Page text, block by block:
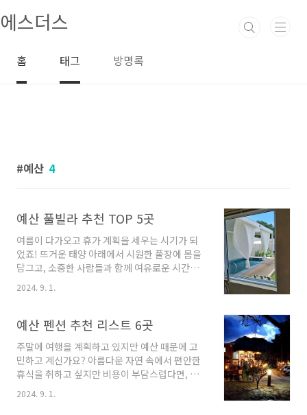
에스더스
홈 태그 방명록
예산 4
예산 풀빌라 추천 TOP 5곳
여름이 다가오고 휴가 계획을 세우는 시기가 되
었죠! 뜨거운 태양 아래에서 시원한 풀장에 몸을
담그고, 소중한 사람들과 함께 여유로운 시간을
보내는 것은 누구나 꿈꾸는 이상적인 휴식입니
다. 그런데, 예산을 고려하면서도 멋진 풀빌라에
리적인 가격으로 이용할 수 있는 여러 곳의 예산
휴가를 실현해볼 수 있는 팁을 나누려 합니다! 준
비되셨나요? 그럼 시작해볼까요!예산 풀빌라 5
곳 안내 1. 보담풀빌라 안내주소 : 충남 서산시
해미면 관터로 74-6 보담풀빌라펜션 충청남도
2024. 9. 1.
예산 펜션 추천 리스트 6곳
주말에 여행을 계획하고 있지만 예산 때문에 고
민하고 계신가요? 아름다운 자연 속에서 편안한
휴식을 취하고 싶지만 비용이 부담스럽다면, 예
산 친화적인 펜션을 추천합니다. 오늘은 가성비
좋은 펜션 몇 곳을 소개해 드릴게요. 경제적인 가
2024. 9. 1.